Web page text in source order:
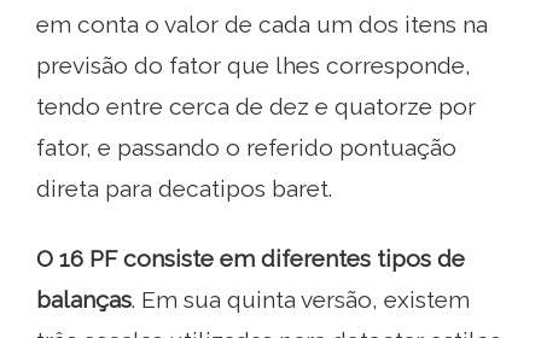
em conta o valor de cada um dos itens na
previsão do fator que lhes corresponde,
tendo entre cerca de dez e quatorze por
fator, e passando o referido pontuação
direta para decatipos baret.
O 16 PF consiste em diferentes tipos de
balanças. Em sua quinta versão, existem